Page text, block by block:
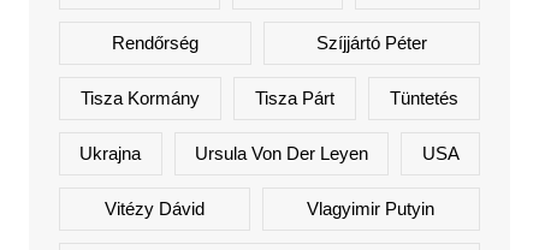
Rendőrség Szíjjártó Péter
Tisza Kormány Tisza Párt Tüntetés
Ukrajna Ursula Von Der Leyen USA
Vitézy Dávid Vlagyimir Putyin